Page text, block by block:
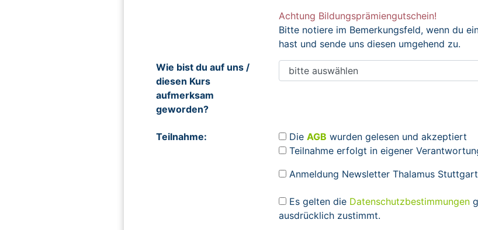
Achtung Bildungsprämiengutschein!
Bitte notiere im Bemerkungsfeld, wenn du
hast und sende uns diesen umgehend zu.
Wie bist du auf uns /
diesen Kurs
aufmerksam
geworden?
Teilnahme: Die AGB wurden gelesen und akzeptiert
Teilnahme erfolgt in eigener
Anmeldung Newsletter Thalamus Stuttgart
Es gelten die Datenschutzbestimmungen
ausdrücklich zustimmt.